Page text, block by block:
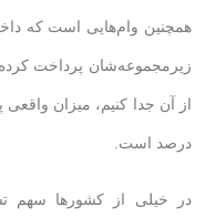
همچنین وام‌هایی است که
زیرمجموعه‌شان پرداخت
درصد است.
در خیلی از کشورها سهم